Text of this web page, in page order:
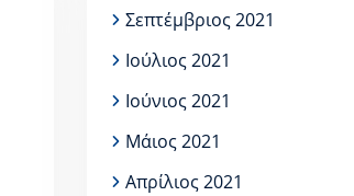
Σεπτέμβριος 2021
Ιούλιος 2021
Ιούνιος 2021
Μάιος 2021
Απρίλιος 2021